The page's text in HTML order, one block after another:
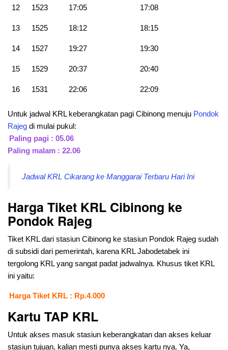
12 1523 17:05 17:08
13 1525 18:12 18:15
14 1527 19:27 19:30
15 1529 20:37 20:40
16 1531 22:06 22:09
Untuk jadwal KRL keberangkatan pagi Cibinong menuju Pondok
Rajeg di mulai pukul:
Paling pagi : 05.06
Paling malam : 22.06
Jadwal KRL Cikarang ke Manggarai Terbaru Hari Ini
Harga Tiket KRL Cibinong ke
Pondok Rajeg
Tiket KRL dari stasiun Cibinong ke stasiun Pondok Rajeg sudah
di subsidi dari pemerintah, karena KRL Jabodetabek ini
tergolong KRL yang sangat padat jadwalnya. Khusus tiket KRL
ini yaitu:
Harga Tiket KRL : Rp.4.000
Kartu TAP KRL
Untuk akses masuk stasiun keberangkatan dan akses keluar
stasiun tujuan, kalian mesti punya akses kartu nya. Ya,